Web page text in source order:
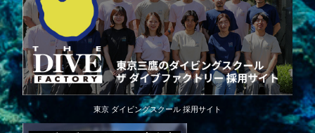
東京 ダイビングスクール 採用サイト